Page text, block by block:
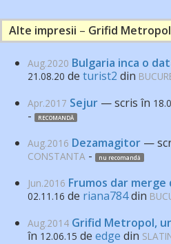
Alte impresii – Grifid
Aug.2020 Bulgaria inca o
21.08.20 de turist2 din
Apr.2017 Sejur — scris în
- RECOMANDĂ
Aug.2016 Dezamagitor —
CONSTANTA - nu recomandă
Jun.2016 Frumos dar merge
02.11.16 de riana784din
Aug.2014 Grifid Metropol,
în 12.06.15 de edge din